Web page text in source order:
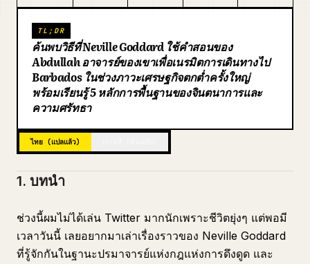
ดาวน์โหลด
บล็อก
อัปเดต
TL;DR
ค้นพบวิธีที่ Neville Goddard ใช้คำสอนของ
Abdullah อาจารย์ของเขาเพื่อเนรมิตการเดินทางไป
Barbados ในช่วงภาวะเศรษฐกิจตกต่ำครั้งใหญ่
พร้อมเรียนรู้ 5 หลักการพื้นฐานของจินตนาการและ
ความศรัทธา
ไทย (แปลแล้ว)
1. บทนำ
ช่วงนี้ผมไม่ได้เล่น Twitter มากนักเพราะชีวิตยุ่งๆ แต่พอมี
เวลาวันนี้ เลยอยากมาเล่าเรื่องราวของ Neville Goddard
ที่รู้จักกันในฐานะปรมาจารย์แห่งกฎแห่งการดึงดูด และ